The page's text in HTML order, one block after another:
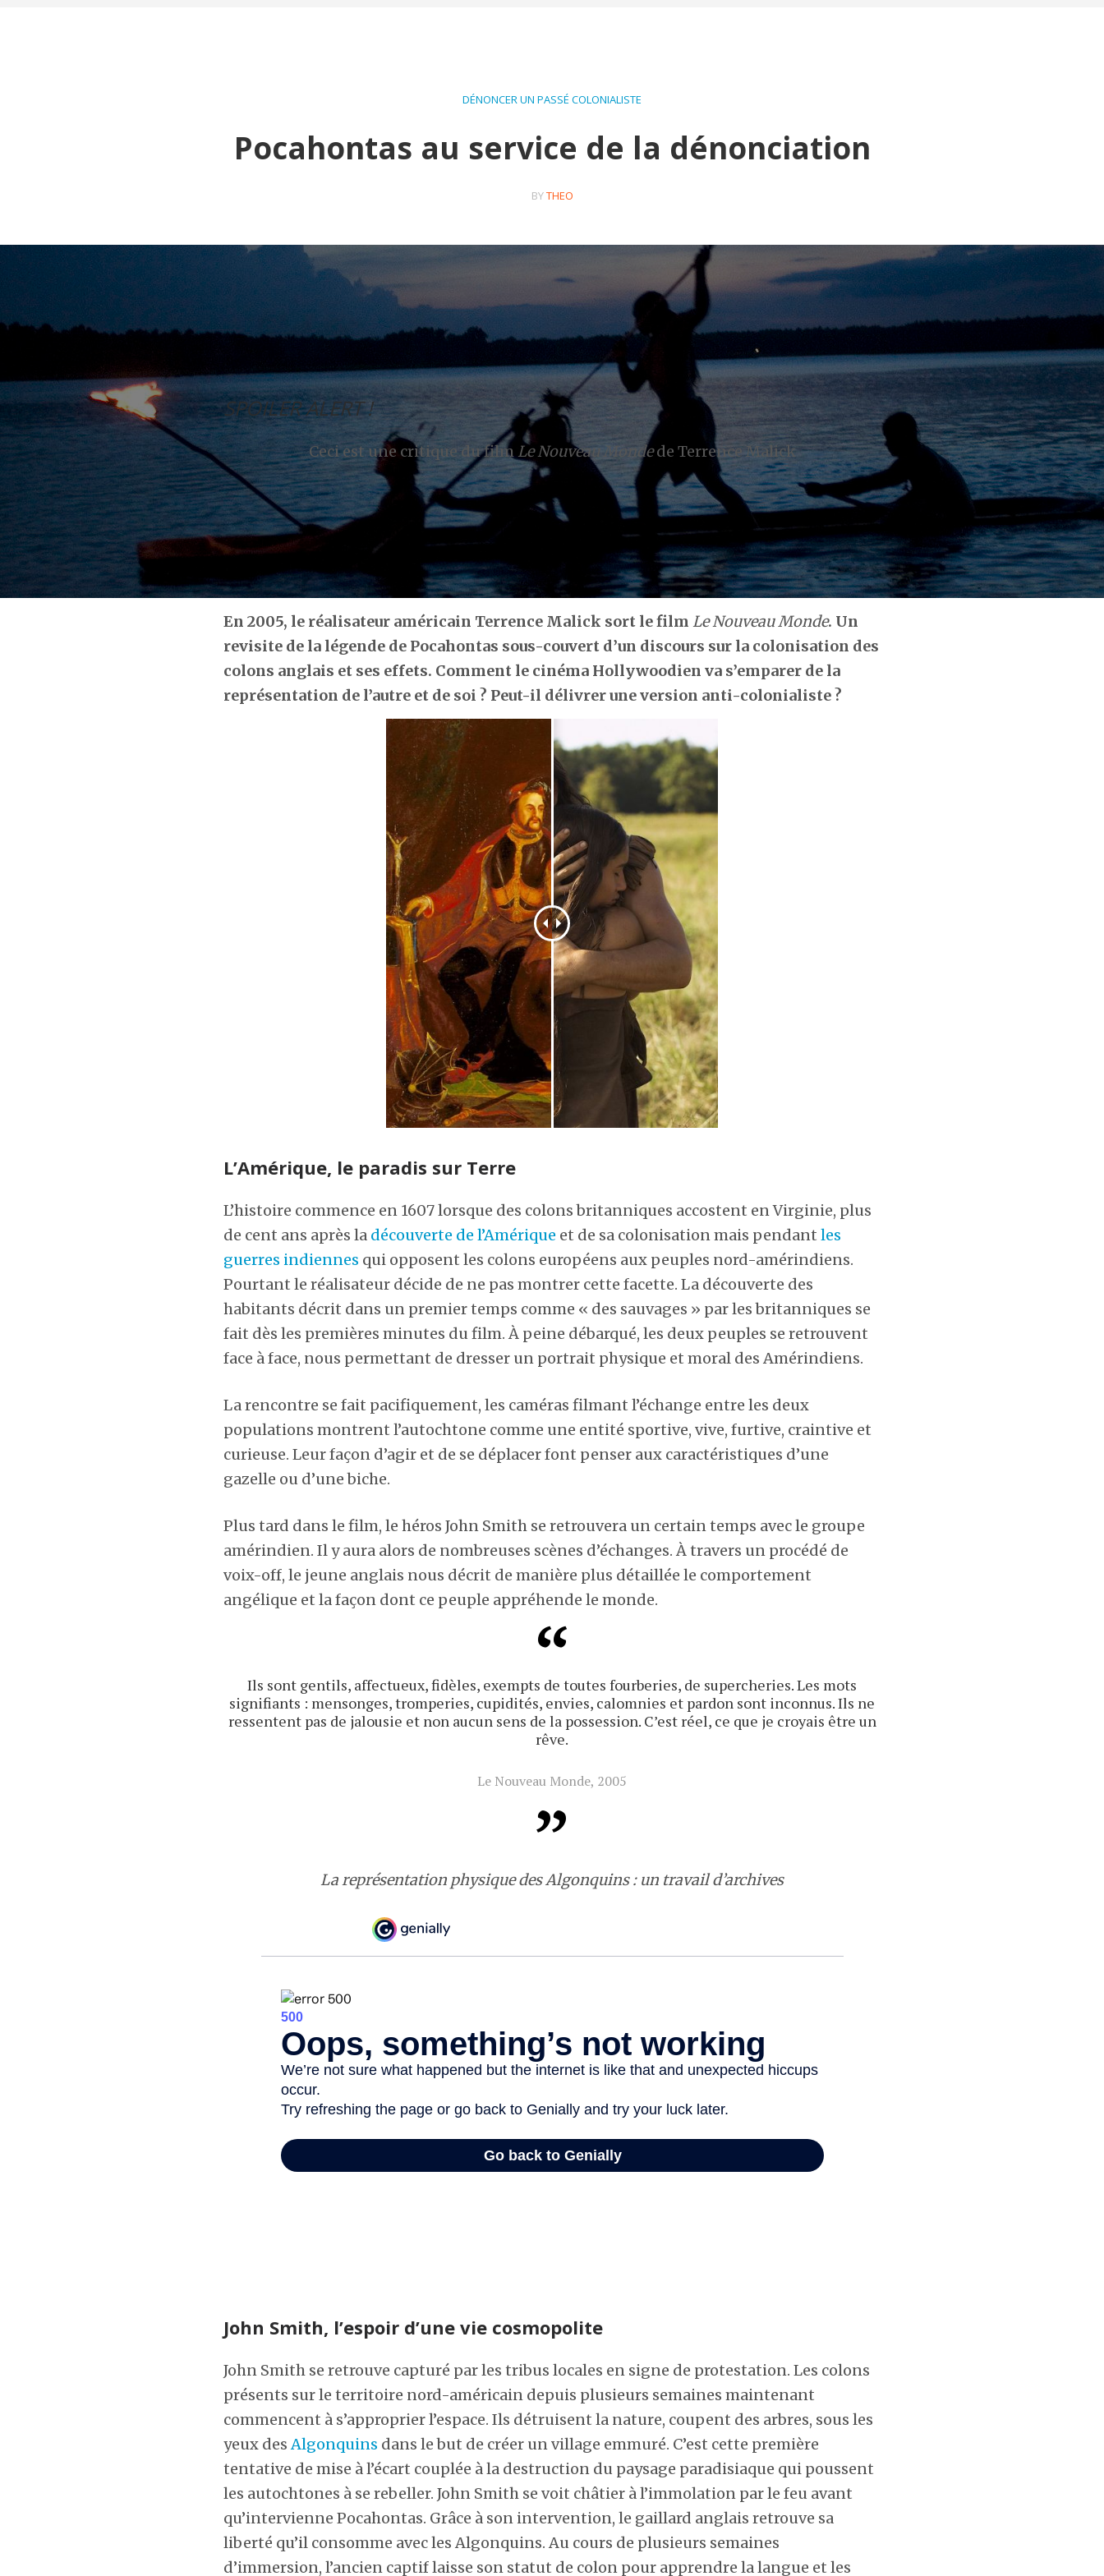
DÉNONCER UN PASSÉ COLONIALISTE
Pocahontas au service de la dénonciation
BYTHEO
SPOILER ALERT !
Ceci est une critique du film Le Nouveau Mondede Terrence Malick
En 2005, le réalisateur américain Terrence Malick sort le film Le Nouveau Monde. Un
revisite de la légende de Pocahontas sous-couvert d’un discours sur la colonisation des
colons anglais et ses effets. Comment le cinéma Hollywoodien va s’emparer de la
représentation de l’autre et de soi ? Peut-il délivrer une version anti-colonialiste ?
L’Amérique, le paradis sur Terre
L’histoire commence en 1607 lorsque des colons britanniques accostent en Virginie, plus
de cent ans après la découverte de l’Amérique et de sa colonisation mais pendant les
guerres indiennes qui opposent les colons européens aux peuples nord-amérindiens.
Pourtant le réalisateur décide de ne pas montrer cette facette. La découverte des
habitants décrit dans un premier temps comme « des sauvages » par les britanniques se
fait dès les premières minutes du film. À peine débarqué, les deux peuples se retrouvent
face à face, nous permettant de dresser un portrait physique et moral des Amérindiens.
La rencontre se fait pacifiquement, les caméras filmant l’échange entre les deux
populations montrent l’autochtone comme une entité sportive, vive, furtive, craintive et
curieuse. Leur façon d’agir et de se déplacer font penser aux caractéristiques d’une
gazelle ou d’une biche.
Plus tard dans le film, le héros John Smith se retrouvera un certain temps avec le groupe
amérindien. Il y aura alors de nombreuses scènes d’échanges. À travers un procédé de
voix-off, le jeune anglais nous décrit de manière plus détaillée le comportement
angélique et la façon dont ce peuple appréhende le monde.
Ils sont gentils, affectueux, fidèles, exempts de toutes fourberies, de supercheries. Les mots
signifiants : mensonges, tromperies, cupidités, envies, calomnies et pardon sont inconnus. Ils ne
ressentent pas de jalousie et non aucun sens de la possession. C’est réel, ce que je croyais être un
rêve.
Le Nouveau Monde, 2005
La représentation physique des Algonquins : un travail d’archives
John Smith, l’espoir d’une vie cosmopolite
John Smith se retrouve capturé par les tribus locales en signe de protestation. Les colons
présents sur le territoire nord-américain depuis plusieurs semaines maintenant
commencent à s’approprier l’espace. Ils détruisent la nature, coupent des arbres, sous les
yeux desAlgonquins dans le but de créer un village emmuré. C’est cette première
tentative de mise à l’écart couplée à la destruction du paysage paradisiaque qui poussent
les autochtones à se rebeller. John Smith se voit châtier à l’immolation par le feu avant
qu’intervienne Pocahontas. Grâce à son intervention, le gaillard anglais retrouve sa
liberté qu’il consomme avec les Algonquins. Au cours de plusieurs semaines
d’immersion, l’ancien captif laisse son statut de colon pour apprendre la langue et les